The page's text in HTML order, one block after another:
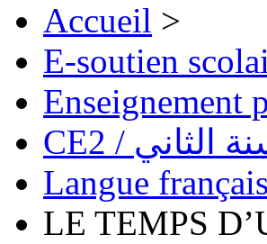
Accueil >
E-soutien
Enseignement
Langue
LE TEMPS